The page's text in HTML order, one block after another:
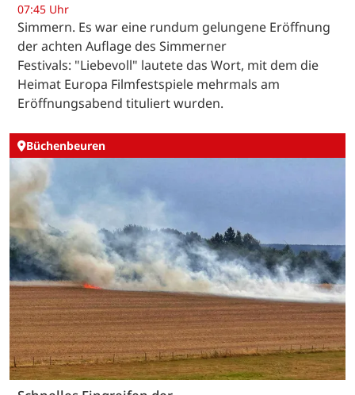
07:45 Uhr
Simmern. Es war eine rundum gelungene Eröffnung
der achten Auflage des Simmerner
Festivals: "Liebevoll" lautete das Wort, mit dem die
Heimat Europa Filmfestspiele mehrmals am
Eröffnungsabend tituliert wurden.
Büchenbeuren